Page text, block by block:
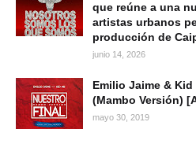
que reúne a una
artistas urbanos
producción de
junio 14, 2026
Emilio Jaime &
(Mambo Versión)
mayo 30, 2019